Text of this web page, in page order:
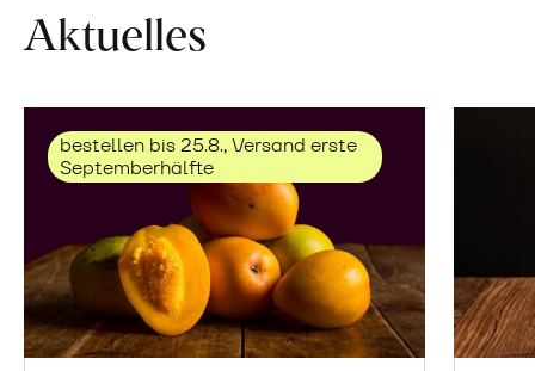
Aktuelles
bestellen bis 25.8., Versand erste
Septemberhälfte